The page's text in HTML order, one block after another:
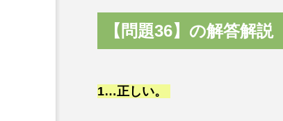
【問題36】の解答解説
1…正しい。